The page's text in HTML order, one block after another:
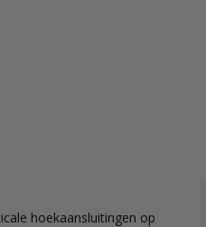
hoekaansluitingen op